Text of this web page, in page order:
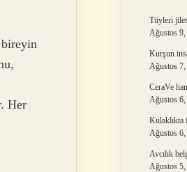
bireyin
Her
Tüyleri
Ağustos 9,
Kurşun
Ağustos 7,
CeraVe
Ağustos 6,
Kulaklıkta
Ağustos 6,
Avcılık
Ağustos 5,